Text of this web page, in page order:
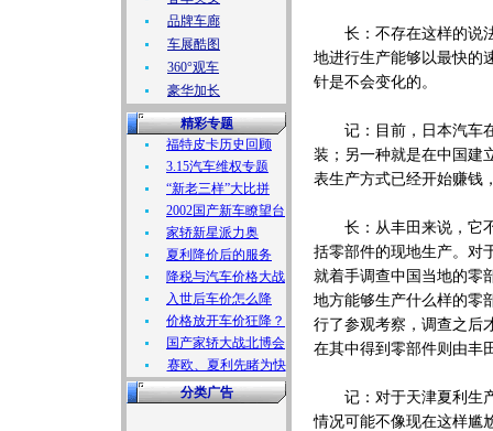
品牌车廊
车展酷图
360°观车
豪华加长
精彩专题
福特皮卡历史回顾
3.15汽车维权专题
“新老三样”大比拼
2002国产新车瞭望台
家轿新星派力奥
夏利降价后的服务
降税与汽车价格大战
入世后车价怎么降
价格放开车价狂降？
国产家轿大战北博会
赛欧、夏利先睹为快
分类广告
长：不存在这样的说法
地进行生产能够以最快的
针是不会变化的。
记：目前，日本汽车在
装；另一种就是在中国建
表生产方式已经开始赚钱
长：从丰田来说，它不
括零部件的现地生产。对
就着手调查中国当地的零
地方能够生产什么样的零
行了参观考察，调查之后
在其中得到零部件则由丰
记：对于天津夏利生产
情况可能不像现在这样尴